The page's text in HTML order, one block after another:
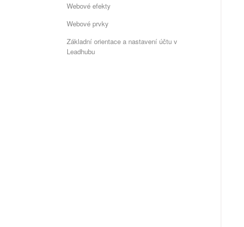
Webové efekty
Webové prvky
Základní orientace a nastavení účtu v
Leadhubu